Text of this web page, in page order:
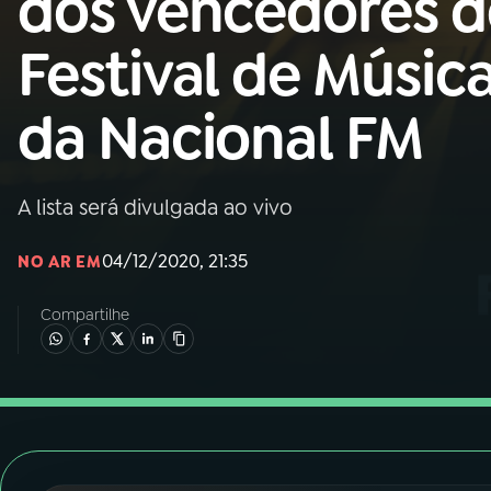
01 INÍCIO
02 A RÁDIO
03PROGRAMAÇÃO
05PODCASTS
Festival de
da Nacional FM
A lista será divulgada ao vivo
NO AR EM04/12/2020, 21:35
Compartilhe